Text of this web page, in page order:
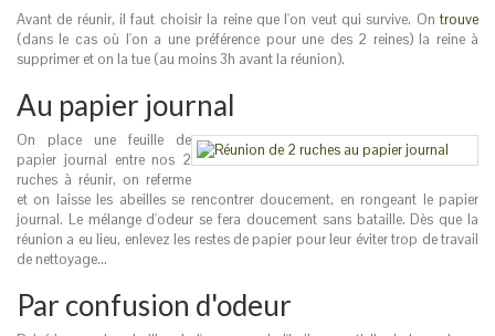
Avant de réunir, il faut choisir la reine que l'on veut qui survive. On trouve
(dans le cas où l'on a une préférence pour une des 2 reines) la reine à
supprimer et on la tue (au moins 3h avant la réunion).
Au papier journal
On place une feuille de
papier journal entre nos 2
ruches à réunir, on referme
et on laisse les abeilles se rencontrer doucement, en rongeant le papier
journal. Le mélange d'odeur se fera doucement sans bataille. Dès que la
réunion a eu lieu, enlevez les restes de papier pour leur éviter trop de travail
de nettoyage...
Par confusion d'odeur